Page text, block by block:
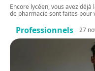
Encore lycéen, vous avez
de pharmacie sont faites pour
Professionnels 27